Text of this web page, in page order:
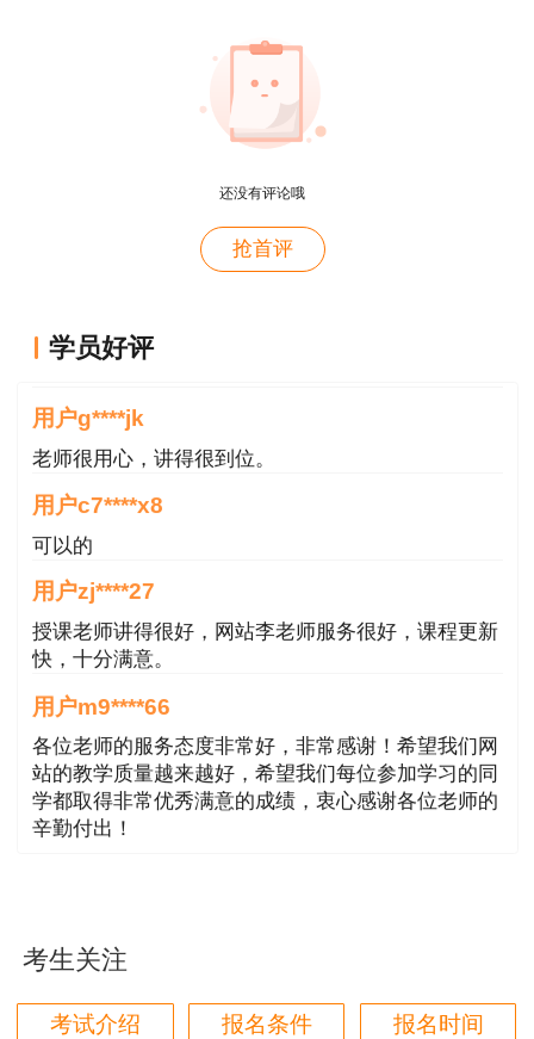
的施工方法。台阶法分为二台阶法、三台阶法。台
阶法适用于Ⅲ～Ⅴ级围岩的中小跨度隧道，Ⅵ级围
岩的小跨度隧道在采用了有效的预加固措施后亦可
的双车道隧道可采用二台阶法施工，隧道断面较
高、单层台阶断面尺寸较大时可采用三台阶法，台
阶长度宜为隧道开挖跨度的1～1.5倍。
环形，并进行支护，再分部开挖中部核心土、两侧
～Ⅵ级围岩或一般土质围岩的中小跨度隧道，每循
环开挖长度宜为0.5～1.0m，核心土面积不应小于
整个断面的50%。
4. 中隔壁法（CD法）：在软弱围岩大跨隧道
中，先开挖隧道的一侧，并施作中隔壁墙，然后再
分步开挖隧道的另一侧的施工方法。
5. 交叉中隔壁法（CRD法）：是一种在中隔
壁法的基础上增加临时仰拱，更快地封闭初支的施
工方法。中隔壁法（CD法）或交叉中隔壁法
（CRD法）适用于围岩较差、跨度大、浅埋、地
表沉降需要控制的场合。
法。双侧壁导坑法适用于浅埋大跨度隧道及地表下
还没有评论哦
抢首评
学员好评
用户cd****18
用户g****jk
老师很用心，讲得很到位。
用户c7****x8
可以的
用户zj****27
授课老师讲得很好，网站李老师服务很好，课程更新
快，十分满意。
用户m9****66
各位老师的服务态度非常好，非常感谢！希望我们网
站的教学质量越来越好，希望我们每位参加学习的同
学都取得非常优秀满意的成绩，衷心感谢各位老师的
辛勤付出！
们网站教学质量越来越高。祝大家都取得满意的结
果！
用户m5****66
考生关注
考试介绍 报名条件 报名时间